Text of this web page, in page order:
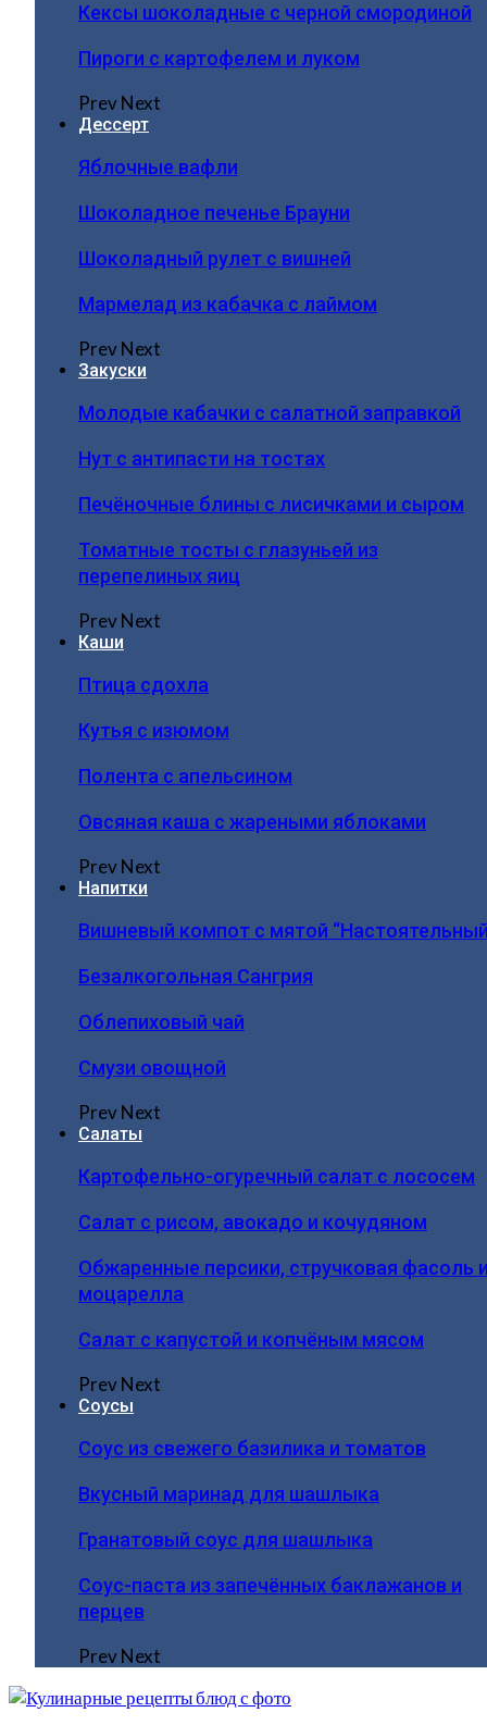
Кексы шоколадные с черной смородиной
Пироги c картофелем и луком
PrevNext
Дессерт
Яблочные вафли
Шоколадное печенье Брауни
Шоколадный рулет с вишней
Мармелад из кабачка с лаймом
PrevNext
Закуски
Молодые кабачки с салатной заправкой
Нут с антипасти на тостах
Печёночные блины с лисичками и сыром
Томатные тосты с глазуньей из
перепелиных яиц
PrevNext
Каши
Птица сдохла
Кутья с изюмом
Полента с апельсином
Овсяная каша с жареными яблоками
PrevNext
Напитки
Вишневый компот с мятой
Безалкогольная Сангрия
Облепиховый чай
Смузи овощной
PrevNext
Салаты
Картофельно-огуречный салат с лососем
Салат с рисом, авокадо и кочудяном
Обжаренные персики, стручковая фасоль
моцарелла
Салат с капустой и копчёным мясом
PrevNext
Соусы
Соус из свежего базилика и томатов
Вкусный маринад для шашлыка
Гранатовый соус для шашлыка
Соус-паста из запечённых баклажанов и
перцев
PrevNext